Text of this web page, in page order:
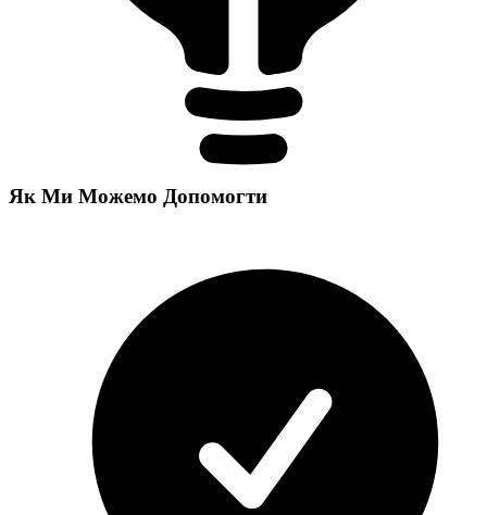
Як Ми Можемо Допомогти